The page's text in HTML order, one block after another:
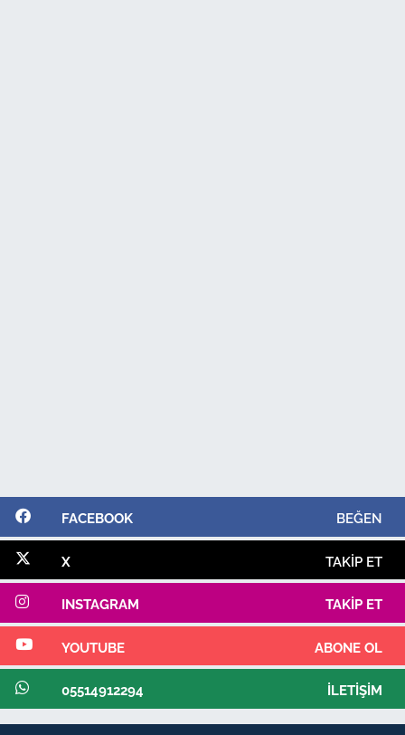
FACEBOOK BEĞEN
X TAKIP ET
INSTAGRAM TAKIP ET
YOUTUBE ABONE OL
05514912294 İLETIŞIM